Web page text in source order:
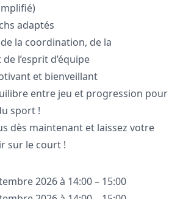
adaptés
la coordination, de la
l’esprit d’équipe
et bienveillant
entre jeu et progression pour
sport !
dès maintenant et laissez votre
sur le court !
2026 à 14:00 – 15:00